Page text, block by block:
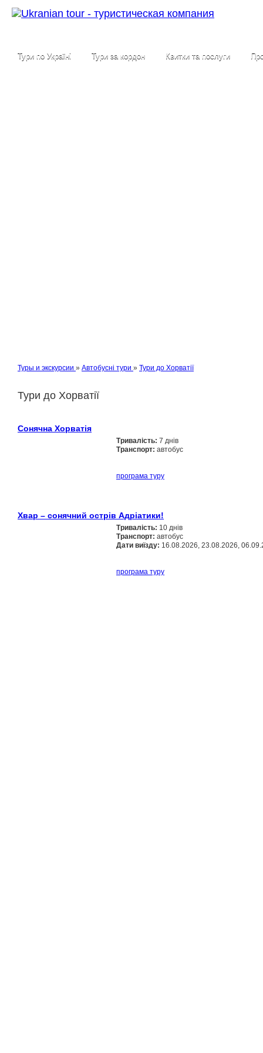
Тури по Україні Тури за кордон Квитки та послуги
Туры и экскурсии » Автобусні тури » Тури до Хорватії
Тури до Хорватії
Сонячна Хорватія
Тривалість: 7 днів
Транспорт: автобус
програма туру
Хвар – сонячний острів Адріатики!
Тривалість: 10 днів
Транспорт: автобус
Дати виїзду: 16.08.2026, 23.08.2026,
програма туру